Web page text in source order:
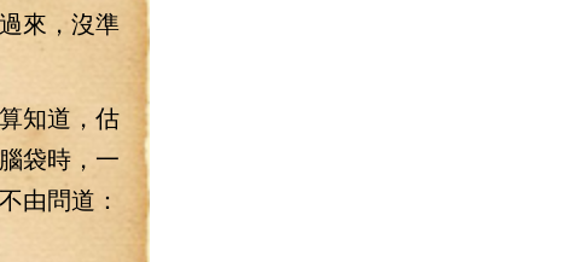
來，沒準
知道，估
袋時，一
由問道：